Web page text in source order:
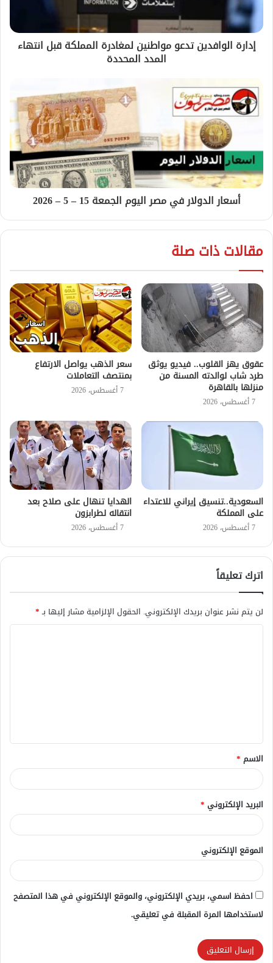
إدارة الوافدين تدعو مواطنين لمغادرة المملكة قبل انتهاء
المدد المحددة
أسعار الدولار في مصر اليوم الجمعة 15 – 5 – 2026
مقالات ذات صلة
عقوق يهز القلوب.. فيديو يوثق
طرد شاب لوالدته المسنة من
منزلها بالقاهرة
7 أغسطس، 2026
سعر الذهب يواصل الارتفاع
بمنتصف التعاملات
7 أغسطس، 2026
السعودية..تنسيق إيراني للاعتداء
على المملكة
7 أغسطس، 2026
الهدايا تنهال على صلاح بعد
انتقاله لطرابزون
7 أغسطس، 2026
اترك تعليقاً
لن يتم نشر عنوان بريدك الإلكتروني. الحقول الإلزامية مشار إليها بـ*
ق
*
الاسم *
البريد الإلكتروني *
الموقع الإلكتروني
احفظ اسمي، بريدي الإلكتروني، والموقع الإلكتروني في هذا المتصفح
لاستخدامها المرة المقبلة في تعليقي.